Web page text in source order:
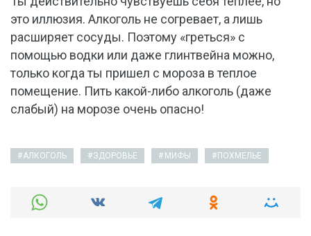
это иллюзия. Алкоголь не согревает, а лишь
расширяет сосуды. Поэтому «греться» с
помощью водки или даже глинтвейна можно,
только когда ты пришел с мороза в теплое
помещение. Пить какой-либо алкоголь (даже
слабый) на морозе очень опасно!
АЛКОГОЛЬ ЗДОРОВЬЕ МИФЫ ПОХМЕЛЬЕ